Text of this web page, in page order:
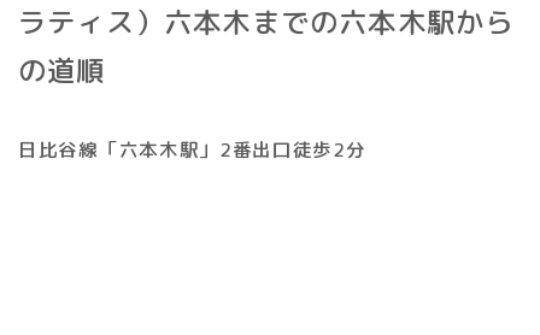
ラティス）六本木までの六本木駅から
の道順
日比谷線「六本木駅」2番出口徒歩2分